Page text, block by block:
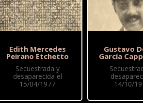
Edith Mercedes
Peirano Etchetto
Secuestrada y
desaparecida el
15/04/1977
Gustavo
García
14/10/